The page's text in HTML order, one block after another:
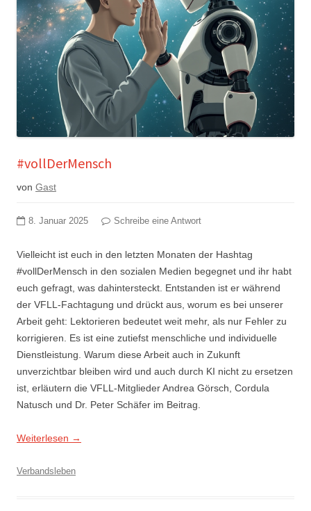
#vollDerMensch
von Gast
8. Januar 2025 Schreibe eine Antwort
Vielleicht ist euch in den letzten Monaten der Hashtag
#vollDerMensch in den sozialen Medien begegnet und ihr habt
euch gefragt, was dahintersteckt. Entstanden ist er während
der VFLL-Fachtagung und drückt aus, worum es bei unserer
Arbeit geht: Lektorieren bedeutet weit mehr, als nur Fehler zu
korrigieren. Es ist eine zutiefst menschliche und individuelle
Dienstleistung. Warum diese Arbeit auch in Zukunft
unverzichtbar bleiben wird und auch durch KI nicht zu ersetzen
ist, erläutern die VFLL-Mitglieder Andrea Görsch, Cordula
Natusch und Dr. Peter Schäfer im Beitrag.
Weiterlesen →
Verbandsleben